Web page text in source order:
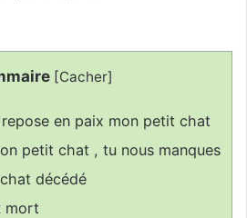
[Cacher]
en paix mon petit chat
petit chat , tu nous manques
décédé
mort